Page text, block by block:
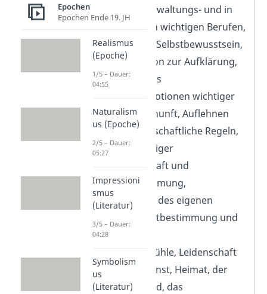
Bürger in Verwaltungs- und in
wirtschaftlich wichtigen Berufen,
bürgerliches Selbstbewusstsein,
Gegenreaktion zur Aufklärung,
Nationalismus
Emotionen wichtiger
als reine Vernunft, Auflehnen
gegen gesellschaftliche Regeln,
Kritik an adeliger
Alleinherrschaft und
Fremdbestimmung,
Ausschöpfen des eigenen
Genies, Selbstbestimmung und
freier Wille
Gefühle, Leidenschaft
für Natur, Kunst, Heimat, der
tragische Held, das
Epochen
Epochen Ende 19. JH
Realismus
(Epoche)
1/5 – Dauer:
04:55
Naturalism
us (Epoche)
2/5 – Dauer:
05:27
Impressioni
smus
(Literatur)
3/5 – Dauer:
04:28
Symbolism
us
(Literatur)